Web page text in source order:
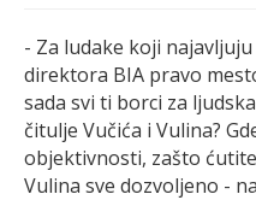
- Za ludake koji
direktora BIA pravo
sada svi ti borci za
čitulje Vučića i Vulina?
objektivnosti, zašto
Vulina sve dozvoljeno -